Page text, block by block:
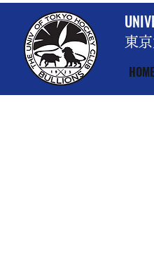
東
HOME